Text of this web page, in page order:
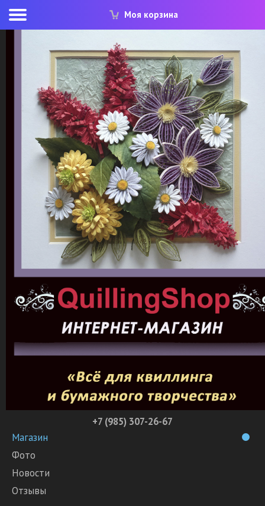
Моя корзина
+7 (985) 307-26-67
Магазин
Фото
Новости
Отзывы